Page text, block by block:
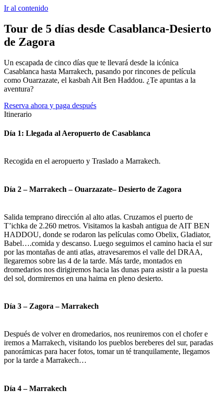
Ir al contenido
Tour de 5 días desde Casablanca-Desierto
de Zagora
Un escapada de cinco días que te llevará desde la icónica
Casablanca hasta Marrakech, pasando por rincones de película
como Ouarzazate, el kasbah Ait Ben Haddou. ¿Te apuntas a la
aventura?
Reserva ahora y paga después
Itinerario
Día 1: Llegada al Aeropuerto de Casablanca
Recogida en el aeropuerto y Traslado a Marrakech.
Día 2 – Marrakech – Ouarzazate– Desierto de Zagora
Salida temprano dirección al alto atlas. Cruzamos el puerto de
T’ichka de 2.260 metros. Visitamos la kasbah antigua de AIT BEN
HADDOU, donde se rodaron las películas como Obelix, Gladiator,
Babel….comida y descanso. Luego seguimos el camino hacia el sur
por las montañas de anti atlas, atravesaremos el valle del DRAA,
llegaremos sobre las 4 de la tarde. Más tarde, montados en
dromedarios nos dirigiremos hacia las dunas para asistir a la puesta
del sol, dormiremos en una haima en pleno desierto.
Día 3 – Zagora – Marrakech
Después de volver en dromedarios, nos reuniremos con el chofer e
iremos a Marrakech, visitando los pueblos bereberes del sur, paradas
panorámicas para hacer fotos, tomar un té tranquilamente, llegamos
por la tarde a Marrakech…
Día 4 – Marrakech